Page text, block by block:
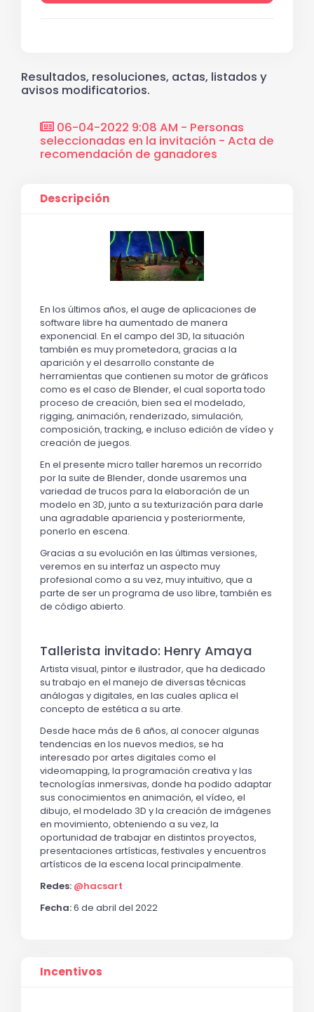
Resultados, resoluciones, actas, listados y
avisos modificatorios.
06-04-2022 9:08 AM - Personas
seleccionadas en la invitación - Acta de
recomendación de ganadores
Descripción
En los últimos años, el auge de aplicaciones de
software libre ha aumentado de manera
exponencial. En el campo del 3D, la situación
también es muy prometedora, gracias a la
aparición y el desarrollo constante de
herramientas que contienen su motor de gráficos
como es el caso de Blender, el cual soporta todo
proceso de creación, bien sea el modelado,
rigging,animación, renderizado, simulación,
composición, tracking, e incluso edición de vídeo y
creación de juegos.
En el presente micro taller haremos un recorrido
por la suite de Blender, donde usaremos una
variedad de trucos para la elaboración de un
modelo en 3D, junto a su texturización para darle
una agradable apariencia y posteriormente,
ponerlo en escena.
Gracias a su evolución en las últimas versiones,
veremos en su interfaz un aspecto muy
profesional como a su vez, muy intuitivo, que a
parte de ser un programa de uso libre, también es
de código abierto.
Tallerista invitado: Henry Amaya
Artista visual, pintor e ilustrador, que ha dedicado
su trabajo en el manejo de diversas técnicas
análogas y digitales, en las cuales aplica el
concepto de estética a su arte.
Desde hace más de 6 años, al conocer algunas
tendencias en los nuevos medios, se ha
interesado por artes digitales como el
videomapping, la programación creativa y las
tecnologías inmersivas, donde ha podido adaptar
sus conocimientos en animación, el vídeo, el
dibujo, el modelado 3D y la creación de imágenes
en movimiento, obteniendo a su vez, la
oportunidad de trabajar en distintos proyectos,
presentaciones artísticas, festivales y encuentros
artísticos de la escena local principalmente.
Redes: @hacsart
Fecha:6 de abril del 2022
Incentivos